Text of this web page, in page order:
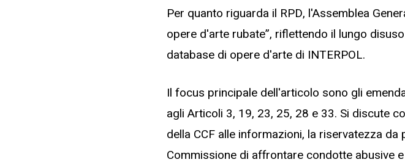
Per quanto riguarda il RPD, l'Assemblea
opere d'arte rubate”, riflettendo il lungo
database di opere d'arte di INTERPOL.
Il focus principale dell'articolo sono gli
agli Articoli 3, 19, 23, 25, 28 e 33. Si discute
della CCF alle informazioni, la riservatezza
Commissione di affrontare condotte abusive